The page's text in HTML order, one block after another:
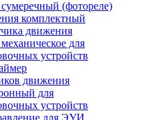
(фотореле)
комплектный
движения
для
устройств
движения
для
устройств
для ЭУИ